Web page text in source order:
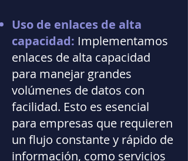
Uso de enlaces de alta
capacidad: Implementamos
enlaces de alta capacidad
para manejar grandes
volúmenes de datos con
facilidad. Esto es esencial
para empresas que requieren
un flujo constante y rápido de
información, como servicios